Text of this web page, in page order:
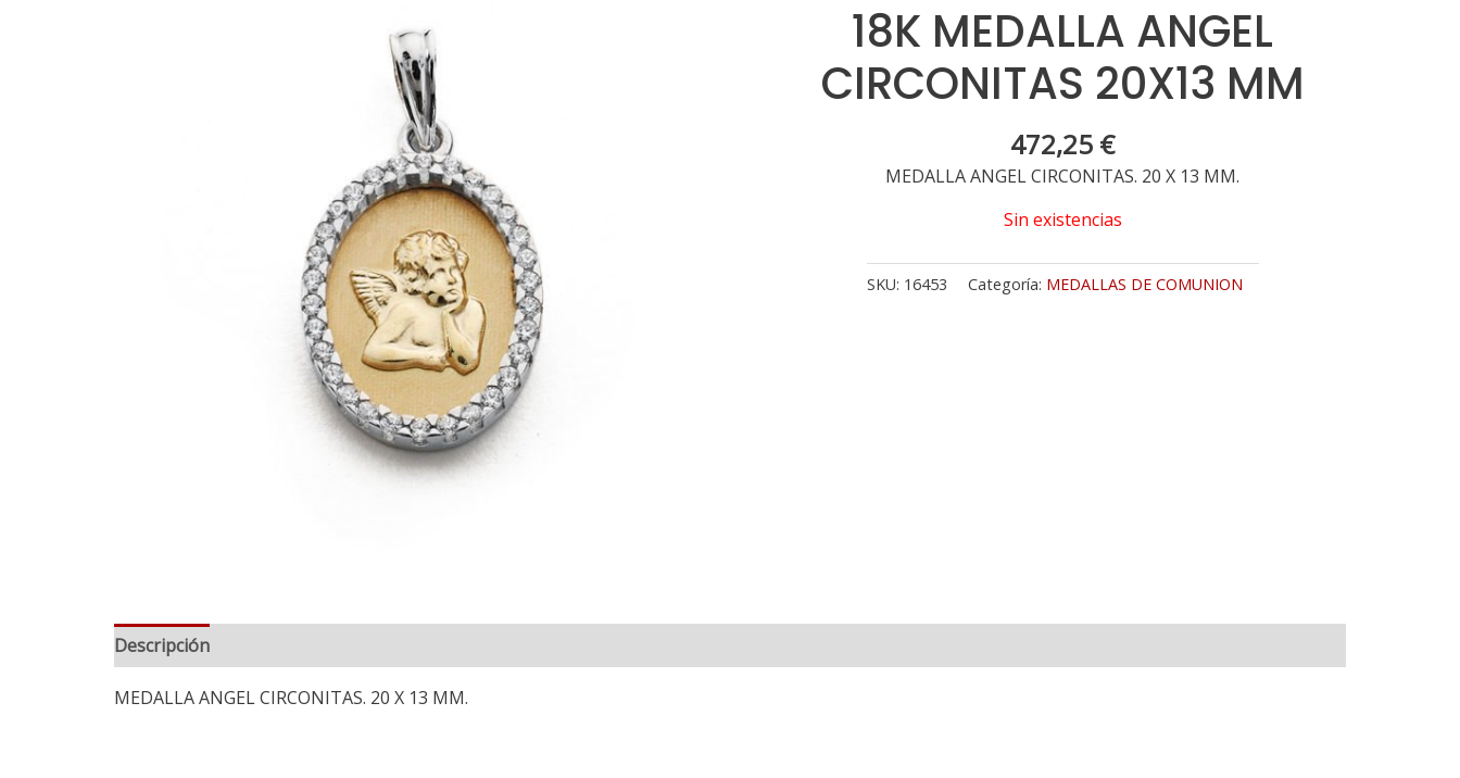
18K MEDALLA ANGEL
CIRCONITAS 20X13 MM
472,25 €
MEDALLA ANGEL CIRCONITAS. 20 X 13 MM.
Sin existencias
SKU: 16453 Categoría: MEDALLAS DE COMUNION
Descripción
MEDALLA ANGEL CIRCONITAS. 20 X 13 MM.